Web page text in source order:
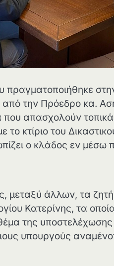
την Πρόεδρο κα.
που απασχολούν
κτίριο του
ο κλάδος εν μέσω
μεταξύ άλλων, τα
Κατερίνης, τα
της
υπουργούς